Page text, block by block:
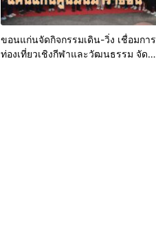
ขอนแก่นจัดกิจกรรมเดิน-วิ่ง เชื่อมการ
ท่องเที่ยวเชิงกีฬาและวัฒนธรรม จัด